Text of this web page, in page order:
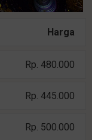
Harga
Rp. 480.000
Rp. 445.000
Rp. 500.000